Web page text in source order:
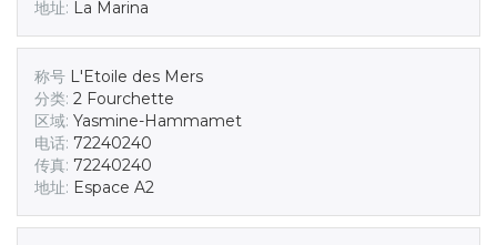
地址: La Marina
称号 L'Etoile des Mers
分类: 2 Fourchette
区域: Yasmine-Hammamet
电话: 72240240
传真: 72240240
地址: Espace A2